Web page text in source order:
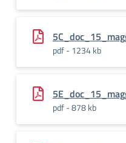
pdf - 1234 kb
pdf - 878 kb